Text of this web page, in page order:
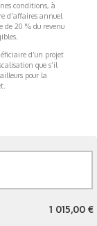
conditions, à
d’affaires annuel
de 20 % du revenu
d’un projet
que s’il
pour la
1 015,00 €